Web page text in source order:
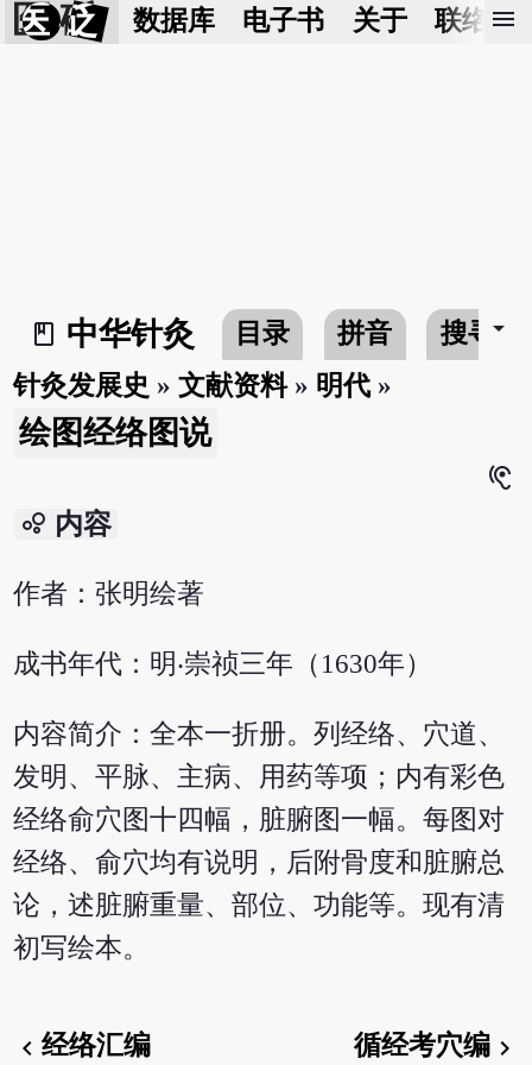
医 砭 数据库 电子书 关于 联络我
menu
book_2
中华针灸 目录 拼音 搜寻arrow_drop_down
针灸发展史 »文献资料» 明代 »
绘图经络图说
hearing
bubble_chart 内容
作者：张明绘著
成书年代：明‧崇祯三年（1630年）
内容简介：全本一折册。列经络、穴道、
发明、平脉、主病、用药等项；内有彩色
经络俞穴图十四幅，脏腑图一幅。每图对
经络、俞穴均有说明，后附骨度和脏腑总
论，述脏腑重量、部位、功能等。现有清
初写绘本。
chevron_left经络汇编 循经考穴编chevron_right